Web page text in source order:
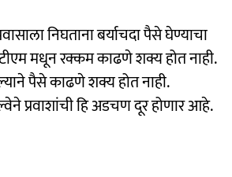
निघताना बर्याचदा पैसे घेण्याचा
मधून रक्कम काढणे शक्य होत नाही.
पैसे काढणे शक्य होत नाही.
प्रवाशांची हि अडचण दूर होणार आहे.